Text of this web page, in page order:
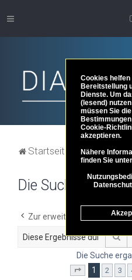
Startseite Portal
Die Suche ergab
Zur erweiterten Suche
Die Suche
Seite von338
1 2 3
Cookies helfen
Bereitstellung
Dienste. Um
(lesend)
müssen Sie die
Cookie-
akzeptieren.
Nähere
finden Sie